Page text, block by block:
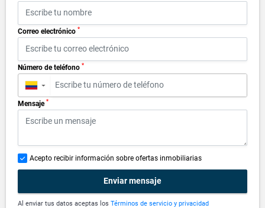
Correo electrónico *
Número de teléfono *
▼
Mensaje *
Acepto recibir información sobre ofertas inmobiliarias
Enviar mensaje
Al enviar tus datos aceptas los Términos de servicio y privacidad